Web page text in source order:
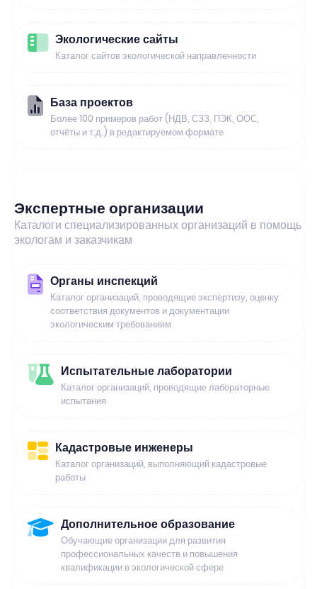
Экологические сайты
Каталог сайтов экологической направленности
База проектов
Более 100 примеров работ (НДВ, СЗЗ, ПЭК, ООС,
отчёты и т.д.) в редактируемом формате
Экспертные организации
Каталоги специализированных организаций в помощь
экологам и заказчикам
Органы инспекций
Каталог организаций, проводящие экспертизу, оценку
соответствия документов и документации
экологическим требованиям
Испытательные лаборатории
Каталог организаций, проводящие лабораторные
испытания
Кадастровые инженеры
Каталог организаций, выполняющий кадастровые
работы
Дополнительное образование
Обучающие организации для развития
профессиональных качеств и повышения
квалификации в экологической сфере